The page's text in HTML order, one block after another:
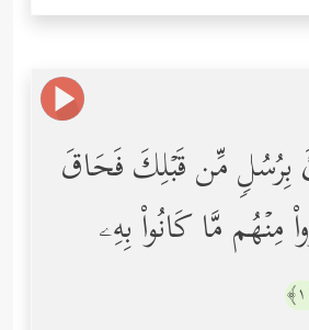
بِرُسُلࣲ مِّن قَبۡلِكَ فَحَاقَ
مِنۡهُم مَّا كَانُواْ بِهِۦ